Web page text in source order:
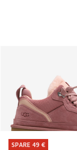
SPARE 49 €
SPARE 49 €